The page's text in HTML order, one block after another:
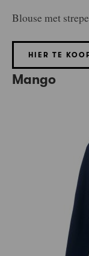
Blouse met
HIER TE
Mango